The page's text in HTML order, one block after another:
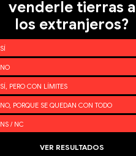
venderle tierras a
los extranjeros?
SÍ
NO
SÍ, PERO CON LÍMITES
NO, PORQUE SE QUEDAN CON TODO
NS / NC
VER RESULTADOS